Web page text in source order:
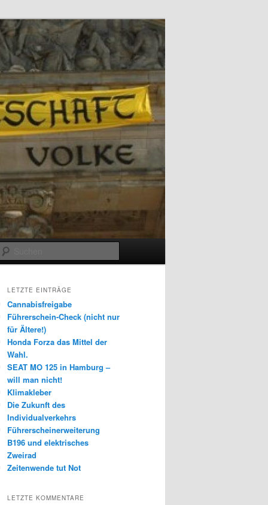
LETZTE EINTRÄGE
Cannabisfreigabe
Führerschein-Check (nicht nur
für Ältere!)
Honda Forza das Mittel der
Wahl.
SEAT MO 125 in Hamburg –
will man nicht!
Klimakleber
Die Zukunft des
Individualverkehrs
Führerscheinerweiterung
B196 und elektrisches
Zweirad
Zeitenwende tut Not
LETZTE KOMMENTARE